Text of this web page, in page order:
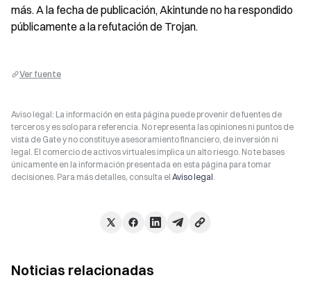
más. A la fecha de publicación, Akintunde no ha respondido
públicamente a la refutación de Trojan.
Ver fuente
Aviso legal: La información en esta página puede provenir de fuentes de
terceros y es solo para referencia. No representa las opiniones ni puntos de
vista de Gate y no constituye asesoramiento financiero, de inversión ni
legal. El comercio de activos virtuales implica un alto riesgo. No te bases
únicamente en la información presentada en esta página para tomar
decisiones. Para más detalles, consulta el Aviso legal.
Noticias relacionadas